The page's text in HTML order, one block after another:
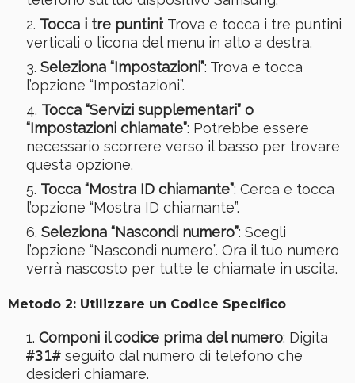
Tocca i tre puntini: Trova e tocca i tre puntini
verticali o l’icona del menu in alto a destra.
Seleziona “Impostazioni”: Trova e tocca
l’opzione “Impostazioni”.
Tocca “Servizi supplementari” o
“Impostazioni chiamate”: Potrebbe essere
necessario scorrere verso il basso per trovare
questa opzione.
Tocca “Mostra ID chiamante”: Cerca e tocca
l’opzione “Mostra ID chiamante”.
Seleziona “Nascondi numero”: Scegli
l’opzione “Nascondi numero”. Ora il tuo numero
verrà nascosto per tutte le chiamate in uscita.
Metodo 2: Utilizzare un Codice Specifico
Componi il codice prima del numero: Digita
#31#seguito dal numero di telefono che
desideri chiamare.